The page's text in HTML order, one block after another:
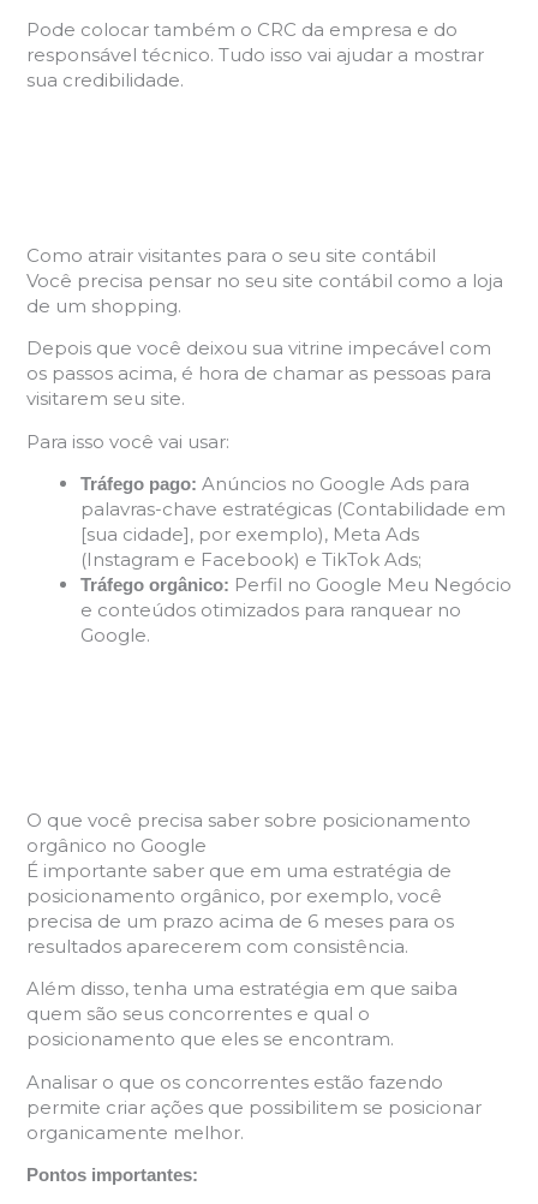
Pode colocar também o CRC da empresa e do
responsável técnico. Tudo isso vai ajudar a mostrar
sua credibilidade.
Como atrair visitantes para o seu site contábil
Você precisa pensar no seu site contábil como a loja
de um shopping.
Depois que você deixou sua vitrine impecável com
os passos acima, é hora de chamar as pessoas para
visitarem seu site.
Para isso você vai usar:
Tráfego pago: Anúncios no Google Ads para
palavras-chave estratégicas (Contabilidade em
[sua cidade], por exemplo), Meta Ads
(Instagram e Facebook) e TikTok Ads;
Tráfego orgânico: Perfil no Google Meu Negócio
e conteúdos otimizados para ranquear no
Google.
O que você precisa saber sobre posicionamento
orgânico no Google
É importante saber que em uma estratégia de
posicionamento orgânico, por exemplo, você
precisa de um prazo acima de 6 meses para os
resultados aparecerem com consistência.
Além disso, tenha uma estratégia em que saiba
quem são seus concorrentes e qual o
posicionamento que eles se encontram.
Analisar o que os concorrentes estão fazendo
permite criar ações que possibilitem se posicionar
organicamente melhor.
Pontos importantes: